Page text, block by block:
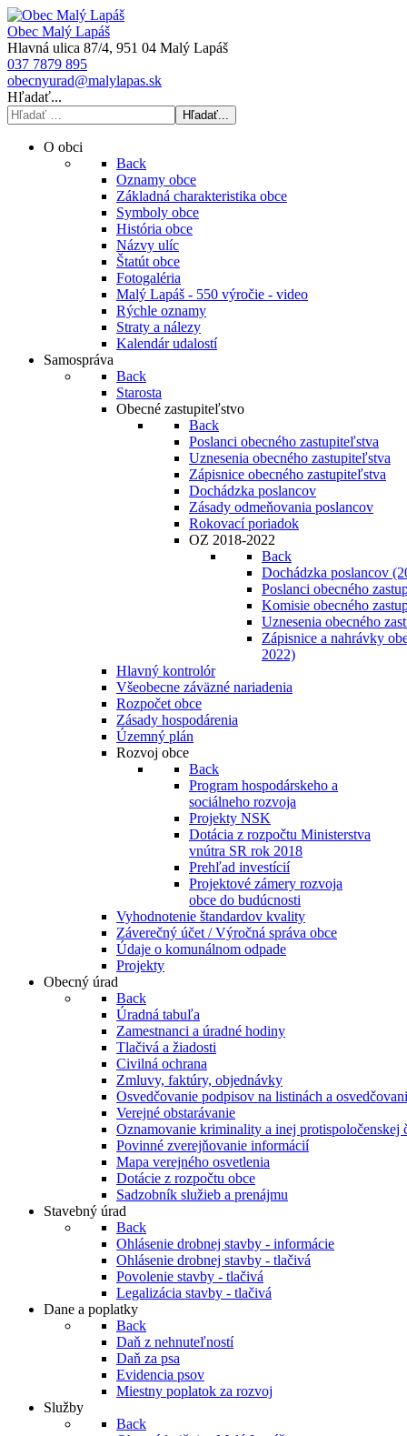
Obec Malý Lapáš
Hlavná ulica 87/4, 951 04 Malý Lapáš
037 7879 895
obecnyurad@malylapas.sk
Hľadať...
Hľadať...
O obci
Back
Oznamy obce
Základná charakteristika obce
Symboly obce
História obce
Názvy ulíc
Štatút obce
Fotogaléria
Malý Lapáš - 550 výročie - video
Rýchle oznamy
Straty a nálezy
Kalendár udalostí
Samospráva
Back
Starosta
Obecné zastupiteľstvo
Back
Poslanci obecného zastupiteľstva
Uznesenia obecného zastupiteľstva
Zápisnice obecného zastupiteľstva
Dochádzka poslancov
Zásady odmeňovania poslancov
Rokovací poriadok
OZ 2018-2022
Back
Dochádzka poslancov
Poslanci obecného
Komisie obecného
Uznesenia obecného
Zápisnice a nahrávky
2022)
Hlavný kontrolór
Všeobecne záväzné nariadenia
Rozpočet obce
Zásady hospodárenia
Územný plán
Rozvoj obce
Back
Program hospodárskeho a
sociálneho rozvoja
Projekty NSK
Dotácia z rozpočtu Ministerstva
vnútra SR rok 2018
Prehľad investícií
Projektové zámery rozvoja
obce do budúcnosti
Vyhodnotenie štandardov kvality
Záverečný účet / Výročná správa obce
Údaje o komunálnom odpade
Projekty
Obecný úrad
Back
Úradná tabuľa
Zamestnanci a úradné hodiny
Tlačivá a žiadosti
Civilná ochrana
Zmluvy, faktúry, objednávky
Osvedčovanie podpisov na listinách a
Verejné obstarávanie
Oznamovanie kriminality a inej protispoločenskej
Povinné zverejňovanie informácií
Mapa verejného osvetlenia
Dotácie z rozpočtu obce
Sadzobník služieb a prenájmu
Stavebný úrad
Back
Ohlásenie drobnej stavby - informácie
Ohlásenie drobnej stavby - tlačivá
Povolenie stavby - tlačivá
Legalizácia stavby - tlačivá
Dane a poplatky
Back
Daň z nehnuteľností
Daň za psa
Evidencia psov
Miestny poplatok za rozvoj
Služby
Back